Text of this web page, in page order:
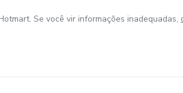
Se você vir informações inadequadas,